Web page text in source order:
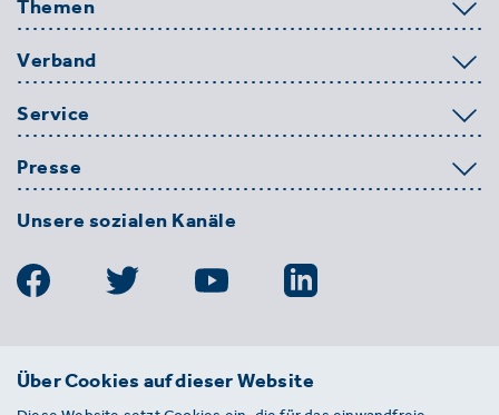
Themen
Verband
Service
Presse
Unsere sozialen Kanäle
BDE
Über Cookies auf dieser Website